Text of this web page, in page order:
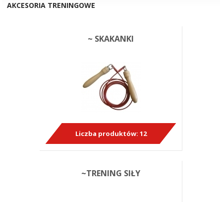
AKCESORIA TRENINGOWE
~ SKAKANKI
Liczba produktów: 12
~TRENING SIŁY